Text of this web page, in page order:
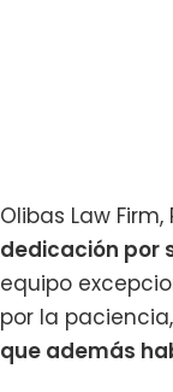
Olibas Law
dedicación por
equipo
por la paciencia,
que además